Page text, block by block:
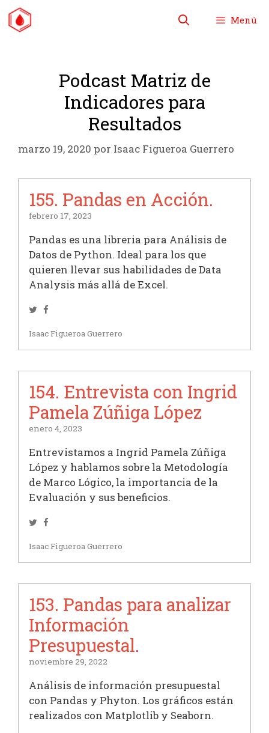
Saltar
contenido
Menú
Podcast Matriz de
Indicadores para
Resultados
marzo 19, 2020 por Isaac Figueroa Guerrero
155. Pandas en Acción.
febrero 17, 2023
Pandas es una libreria para Análisis de
Datos de Python. Ideal para los que
quieren llevar sus habilidades de Data
Analysis más allá de Excel.
Twitter
Isaac Figueroa Guerrero
154. Entrevista con Ingrid
Pamela Zúñiga López
enero 4, 2023
Entrevistamos a Ingrid Pamela Zúñiga
López y hablamos sobre la Metodología
de Marco Lógico, la importancia de la
Evaluación y sus beneficios.
Twitter
Isaac Figueroa Guerrero
153. Pandas para analizar
Información
Presupuestal.
noviembre 29, 2022
Análisis de información presupuestal
con Pandas y Phyton. Los gráficos están
realizados con Matplotlib y Seaborn.